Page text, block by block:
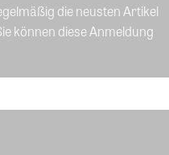
die neusten Artikel
können diese Anmeldung